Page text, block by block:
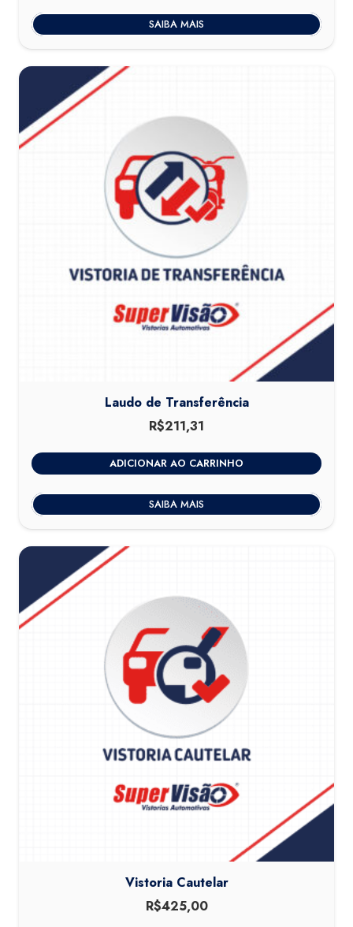
era:
R$400,00.
é:
R$320,00.
SAIBA MAIS
Laudo de Transferência
R$211,31
ADICIONAR AO CARRINHO
SAIBA MAIS
Vistoria Cautelar
R$425,00